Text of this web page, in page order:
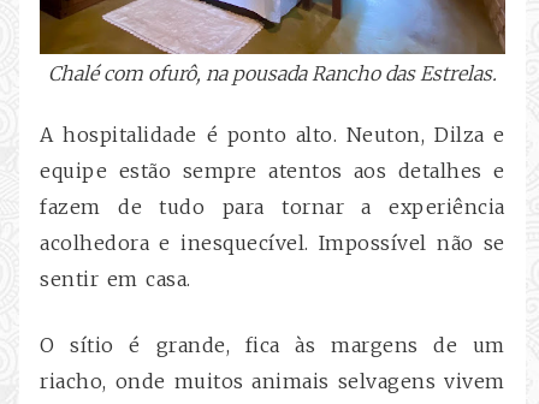
Chalé com ofurô, na pousada Rancho das Estrelas.
A hospitalidade é ponto alto. Neuton, Dilza e
equipe estão sempre atentos aos detalhes e
fazem de tudo para tornar a experiência
acolhedora e inesquecível. Impossível não se
sentir em casa.
O sítio é grande, fica às margens de um
riacho, onde muitos animais selvagens vivem